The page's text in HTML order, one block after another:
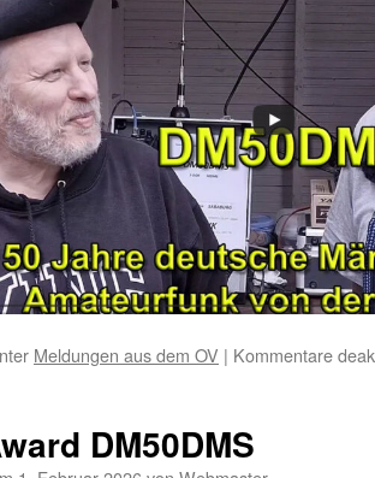
Meldungen aus dem OV | Kommentare
DM50DMS